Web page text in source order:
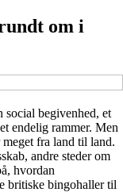
om i
social begivenhed, et
endelig rammer. Men
fra land til land.
andre steder om
hvordan
britiske bingohaller til